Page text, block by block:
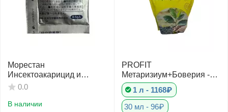
Морестан
Инсектоакарицид и
фунгицид Япония 0,5 г
0.0
В наличии
PROFIT
Метаризиум+Боверия -
Защита комплексная
1 л - 1168₽
30 мл - 96₽